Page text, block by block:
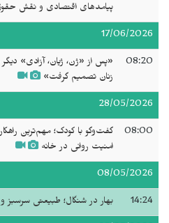
پیامدهای اقتصادی و نقش
17/06/2026
08:20
«پس از «ژن، ژیان، آزادی» دیگر
زنان تصمیم گرفت»
28/05/2026
08:00
گفت‌وگو با کودک؛ مهم‌ترین
امنیت روانی در خانه
08/05/2026
14:24 بهار در شنگال؛ طبیعتی